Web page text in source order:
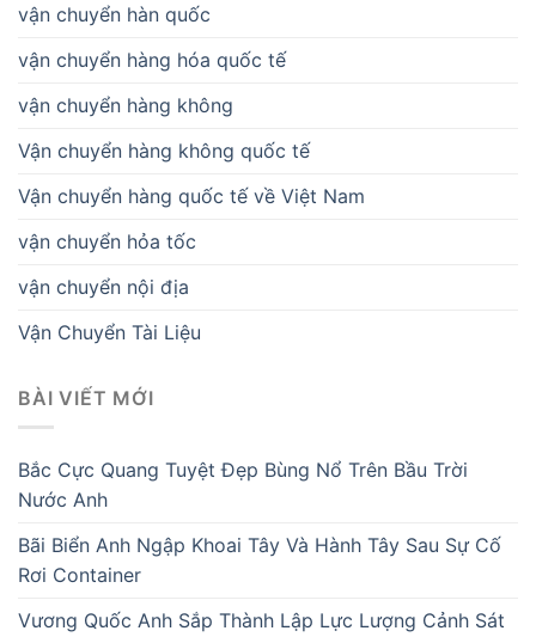
vận chuyển hàn quốc
vận chuyển hàng hóa quốc tế
vận chuyển hàng không
Vận chuyển hàng không quốc tế
Vận chuyển hàng quốc tế về Việt Nam
vận chuyển hỏa tốc
vận chuyển nội địa
Vận Chuyển Tài Liệu
BÀI VIẾT MỚI
Bắc Cực Quang Tuyệt Đẹp Bùng Nổ Trên Bầu Trời
Nước Anh
Bãi Biển Anh Ngập Khoai Tây Và Hành Tây Sau Sự Cố
Rơi Container
Vương Quốc Anh Sắp Thành Lập Lực Lượng Cảnh Sát